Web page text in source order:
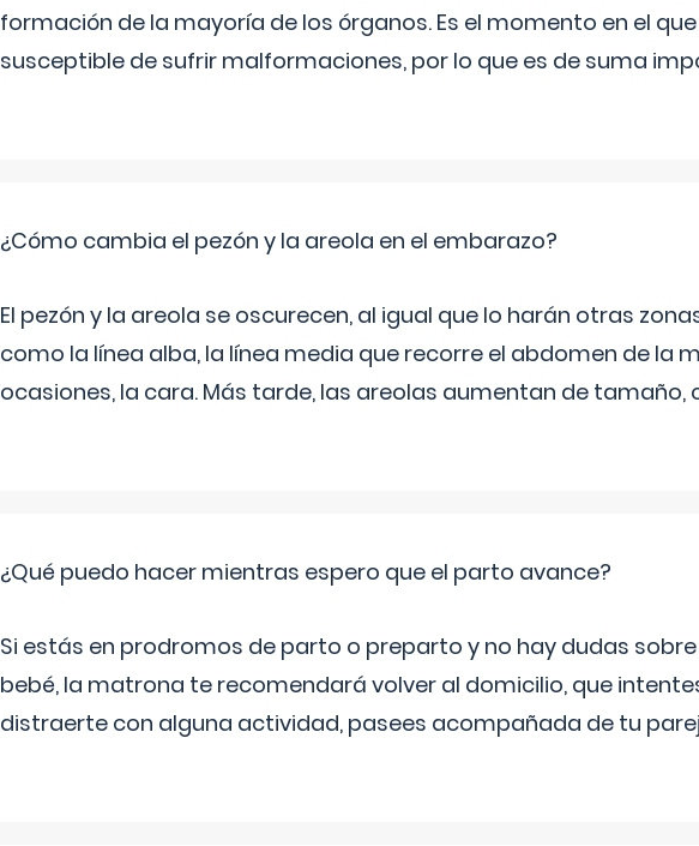
formación de la mayoría de los órganos. Es el momento en el
susceptible de sufrir malformaciones, por lo que es de suma
¿Cómo cambia el pezón y la areola en el embarazo?
El pezón y la areola se oscurecen, al igual que lo harán otras
como la línea alba, la línea media que recorre el abdomen de la
ocasiones, la cara. Más tarde, las areolas aumentan de
¿Qué puedo hacer mientras espero que el parto avance?
Si estás en prodromos de parto o preparto y no hay dudas
bebé, la matrona te recomendará volver al domicilio, que
distraerte con alguna actividad, pasees acompañada de tu